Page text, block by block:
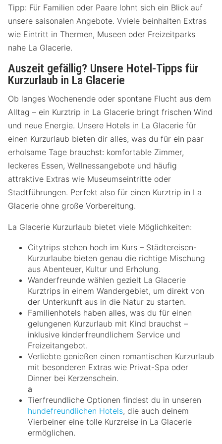
Tipp: Für Familien oder Paare lohnt sich ein Blick auf
unsere saisonalen Angebote. Vviele beinhalten Extras
wie Eintritt in Thermen, Museen oder Freizeitparks
nahe La Glacerie.
Auszeit gefällig? Unsere Hotel-Tipps für
Kurzurlaub in La Glacerie
Ob langes Wochenende oder spontane Flucht aus dem
Alltag – ein Kurztrip in La Glacerie bringt frischen Wind
und neue Energie. Unsere Hotels in La Glacerie für
einen Kurzurlaub bieten dir alles, was du für ein paar
erholsame Tage brauchst: komfortable Zimmer,
leckeres Essen, Wellnessangebote und häufig
attraktive Extras wie Museumseintritte oder
Stadtführungen. Perfekt also für einen Kurztrip in La
Glacerie ohne große Vorbereitung.
La Glacerie Kurzurlaub bietet viele Möglichkeiten:
Citytrips stehen hoch im Kurs – Städtereisen-
Kurzurlaube bieten genau die richtige Mischung
aus Abenteuer, Kultur und Erholung.
Wanderfreunde wählen gezielt La Glacerie
Kurztrips in einem Wandergebiet, um direkt von
der Unterkunft aus in die Natur zu starten.
Familienhotels haben alles, was du für einen
gelungenen Kurzurlaub mit Kind brauchst –
inklusive kinderfreundlichem Service und
Freizeitangebot.
Verliebte genießen einen romantischen Kurzurlaub
mit besonderen Extras wie Privat-Spa oder
Dinner bei Kerzenschein.
a
Tierfreundliche Optionen findest du in unseren
hundefreundlichen Hotels, die auch deinem
Vierbeiner eine tolle Kurzreise in La Glacerie
ermöglichen.